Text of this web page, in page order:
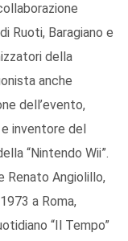
Ruoti, Baragiano e
della
anche
dell’evento,
inventore del
“Nintendo Wii”.
Renato Angiolillo,
a Roma,
“Il Tempo”